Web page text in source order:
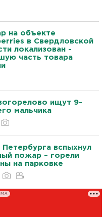
на объекте
в Свердловской
локализован -
часть товара
ищут 9-
мальчика
вспыхнул
пожар – горели
на парковке